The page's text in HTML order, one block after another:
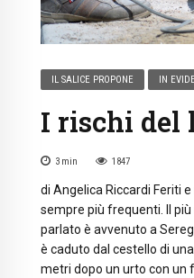
IL SALICE PROPONE IN
I rischi del
3 min 1847
di Angelica Riccardi Feriti
sempre più frequenti. Il
parlato è avvenuto a
è caduto dal cestello di
metri dopo un urto con un